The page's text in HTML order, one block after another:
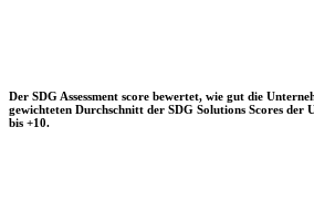
Der SDG Assessment score bewertet, wie gut die
gewichteten Durchschnitt der SDG Solutions Scores der
bis +10.